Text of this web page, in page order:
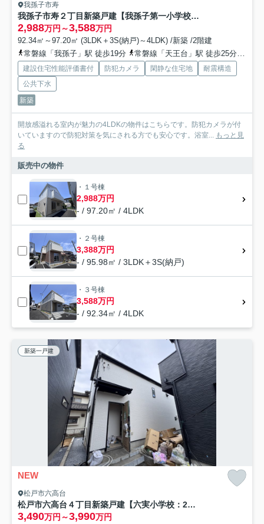
我孫子市寿
我孫子市寿２丁目新築戸建【我孫子第一小学校：6分】
2,988万円～3,588万円
92.34㎡～97.20㎡ (3LDK＋3S(納戸)～4LDK) /新築 /2階建
常磐線「我孫子」駅 徒歩19分
常磐線「天王台」駅 徒歩25分
建設住宅性能評価書付 防犯カメラ 閑静な住宅地
耐震構造
公共下水
新築
開放感溢れる室内が魅力の4LDKの物件はこちらです。防犯カメラが付
いていますので防犯対策を気にされる方でも安心です。浴室... もっと見
る
販売中の物件
・１号棟
2,988万円
- / 97.20㎡ / 4LDK
・２号棟
3,388万円
- / 95.98㎡ / 3LDK＋3S(納戸)
・３号棟
3,588万円
- / 92.34㎡ / 4LDK
新築一戸建
NEW
松戸市六高台
松戸市六高台４丁目新築戸建【六実小学校：2分】
3,490万円～3,990万円